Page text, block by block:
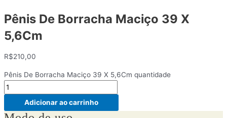
Pênis De Borracha Maciço 39 X
5,6Cm
R$210,00
Pênis De Borracha Maciço 39 X 5,6Cm quantidade
Adicionar ao carrinho